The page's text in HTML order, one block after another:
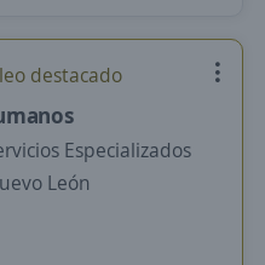
destacado
Especializados
León